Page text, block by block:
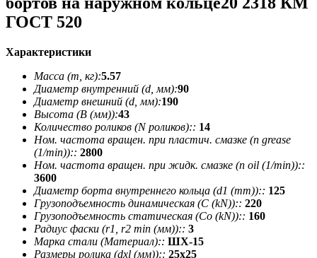
ГОСТ 520
Характеристики
Масса (m, кг):5.57
Диаметр внутренний (d, мм):90
Диаметр внешний (d, мм):190
Высота (В (мм)):43
Количество роликов (N роликов):: 14
Ном. частота вращен. при пластич. смазке (n grease
(1/min)):: 2800
Ном. частота вращен. при жидк. смазке (n oil (1/min))::
3600
Диаметр борта внутреннего кольца (d1 (mm)):: 125
Грузоподъемность динамическая (C (kN)):: 220
Грузоподъемность статическая (Co (kN)):: 160
Радиус фаски (r1, r2 min (мм)):: 3
Марка стали (Материал):: ШХ-15
Размеры ролика (dxl (мм)):: 25х25